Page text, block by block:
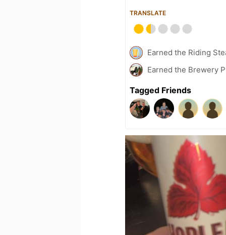
TRANSLATE
Earned the Riding
Earned the Brewery
Tagged Friends